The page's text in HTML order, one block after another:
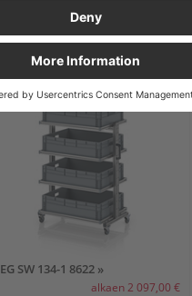
EG SW 134-1 8622 »
alkaen 2 097,00 €